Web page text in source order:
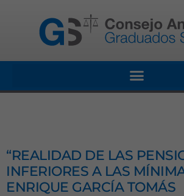
“REALIDAD DE LAS
INFERIORES A LAS
ENRIQUE GARCÍA TOMÁS